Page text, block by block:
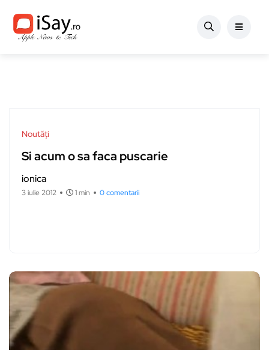
Noutăți
Si acum o sa faca puscarie
ionica
3 iulie 2012 1 min 0 comentarii